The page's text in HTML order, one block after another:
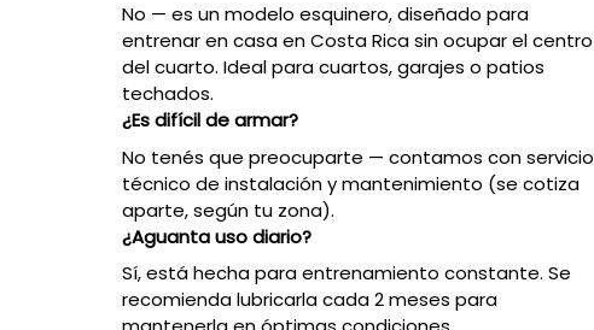
No — es un modelo esquinero, diseñado para
entrenar en casa en Costa Rica sin ocupar el centro
del cuarto. Ideal para cuartos, garajes o patios
techados.
¿Es difícil de armar?
No tenés que preocuparte — contamos con servicio
técnico de instalación y mantenimiento (se cotiza
aparte, según tu zona).
¿Aguanta uso diario?
Sí, está hecha para entrenamiento constante. Se
recomienda lubricarla cada 2 meses para